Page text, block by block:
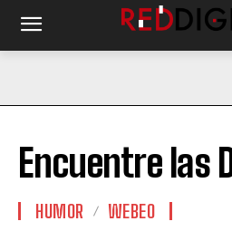
Encuentre las
HUMOR WEBEO